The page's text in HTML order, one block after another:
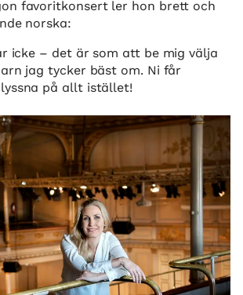
favoritkonsert ler hon brett och
norska:
icke – det är som att be mig välja
jag tycker bäst om. Ni får
på allt istället!